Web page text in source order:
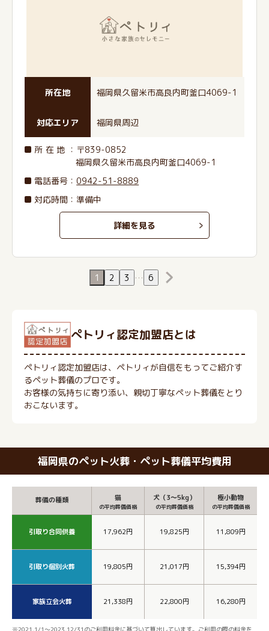
所在地 福岡県久留米市高良内町釜口4069-1
対応エリア 福岡県周辺
所在地 ：〒839-0852
福岡県久留米市高良内町釜口4069-1
電話番号 ：0942-51-8889
対応時間：準備中
詳細を見る
1 2 3 … 6
ぺトリィ認定加盟店とは
ペトリィ認定加盟店は、ペトリィが自信をもってご紹介す
るペット葬儀のプロです。
お客様の気持ちに寄り添い、親切丁寧なペット葬儀をとり
おこないます。
福岡県のペット火葬・ペット葬儀平均費用
葬儀の種類 猫
の平均葬儀価格
犬（3～5kg）
の平均葬儀価格
極小動物
の平均葬儀価格
引取り合同供養 17,962円 19,825円 11,809円
引取り個別火葬 19,805円 21,017円 15,394円
家族立会火葬 21,338円 22,800円 16,280円
※2021.1/1～2023.12/31のご利用料金に基づいて算出しています。ご利用の際の料金を